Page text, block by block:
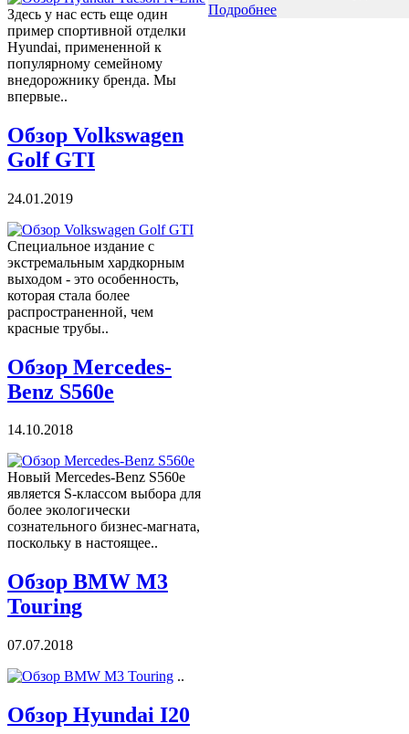
Здесь у нас есть еще один
пример спортивной отделки
Hyundai, примененной к
популярному семейному
внедорожнику бренда. Мы
впервые..
Обзор Volkswagen
Golf GTI
24.01.2019
Специальное издание с
экстремальным хардкорным
выходом - это особенность,
которая стала более
распространенной, чем
красные трубы..
Обзор Mercedes-
Benz S560e
14.10.2018
Новый Mercedes-Benz S560e
является S-классом выбора для
более экологически
сознательного бизнес-магната,
поскольку в настоящее..
Обзор BMW M3
Touring
07.07.2018
..
Обзор Hyundai I20
Подробнее